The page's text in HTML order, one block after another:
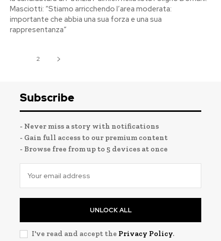
Masciotti: “Stiamo arricchendo l’area moderata:
importante che abbia una sua forza e una sua
rappresentanza”
2
Subscribe
- Never miss a story with notifications
- Gain full access to our premium content
- Browse free from up to 5 devices at once
UNLOCK ALL
I've read and accept the Privacy Policy.